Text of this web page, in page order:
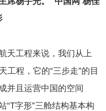
天工程来说，我们从上
工程，它的“三步走”的目
并且运营中国的空间
“T字形”三舱结构基本构